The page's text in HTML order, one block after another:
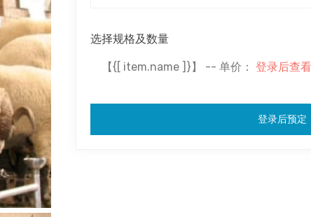
选择规格及数量
【{[ item.name ]}】 -- 单价： 登录后查看
登录后预定